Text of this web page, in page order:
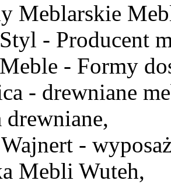
Meblarskie
- Producent
- Formy
- drewniane
drewniane,
-
Mebli Wuteh,